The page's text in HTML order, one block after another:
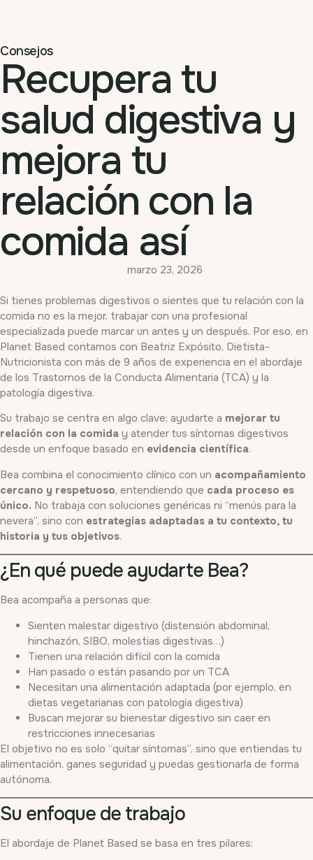
Consejos
Recupera tu
salud digestiva y
mejora tu
relación con la
comida así
marzo 23, 2026
Si tienes problemas digestivos o sientes que tu relación con la
comida no es la mejor, trabajar con una profesional
especializada puede marcar un antes y un después. Por eso, en
Planet Based contamos con Beatriz Expósito, Dietista-
Nutricionista con más de 9 años de experiencia en el abordaje
de los Trastornos de la Conducta Alimentaria (TCA) y la
patología digestiva.
Su trabajo se centra en algo clave: ayudarte a mejorar tu
relación con la comida y atender tus síntomas digestivos
desde un enfoque basado en evidencia científica.
Bea combina el conocimiento clínico con un acompañamiento
cercano y respetuoso, entendiendo que cada proceso es
único. No trabaja con soluciones genéricas ni “menús para la
nevera”, sino con estrategias adaptadas a tu contexto, tu
historia y tus objetivos.
¿En qué puede ayudarte Bea?
Bea acompaña a personas que:
Sienten malestar digestivo (distensión abdominal,
hinchazón, SIBO, molestias digestivas…)
Tienen una relación difícil con la comida
Han pasado o están pasando por un TCA
Necesitan una alimentación adaptada (por ejemplo, en
dietas vegetarianas con patología digestiva)
Buscan mejorar su bienestar digestivo sin caer en
restricciones innecesarias
El objetivo no es solo “quitar síntomas”, sino que entiendas tu
alimentación, ganes seguridad y puedas gestionarla de forma
autónoma.
Su enfoque de trabajo
El abordaje de Planet Based se basa en tres pilares: